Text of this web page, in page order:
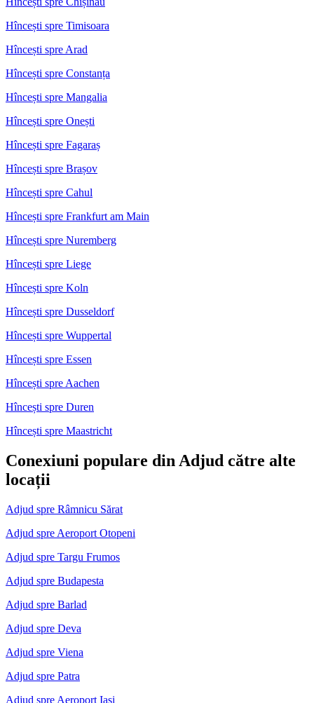
Hîncești spre Timisoara
Hîncești spre Arad
Hîncești spre Constanța
Hîncești spre Mangalia
Hîncești spre Onești
Hîncești spre Fagaraș
Hîncești spre Brașov
Hîncești spre Cahul
Hîncești spre Frankfurt am Main
Hîncești spre Nuremberg
Hîncești spre Liege
Hîncești spre Koln
Hîncești spre Dusseldorf
Hîncești spre Wuppertal
Hîncești spre Essen
Hîncești spre Aachen
Hîncești spre Duren
Hîncești spre Maastricht
Conexiuni populare din Adjud către alte
locații
Adjud spre Râmnicu Sărat
Adjud spre Aeroport Otopeni
Adjud spre Targu Frumos
Adjud spre Budapesta
Adjud spre Barlad
Adjud spre Deva
Adjud spre Viena
Adjud spre Patra
Adjud spre Aeroport Iași